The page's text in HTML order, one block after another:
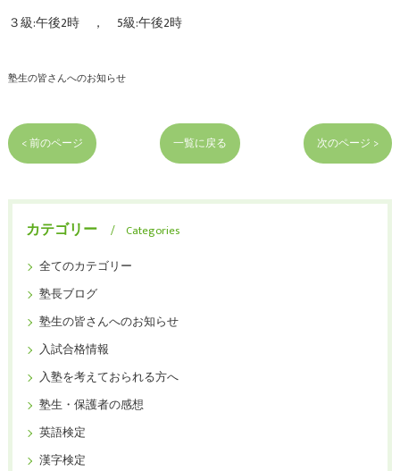
３級:午後2時 ， 5級:午後2時
塾生の皆さんへのお知らせ
< 前のページ 一覧に戻る 次のページ >
カテゴリー
Categories
全てのカテゴリー
塾長ブログ
塾生の皆さんへのお知らせ
入試合格情報
入塾を考えておられる方へ
塾生・保護者の感想
英語検定
漢字検定